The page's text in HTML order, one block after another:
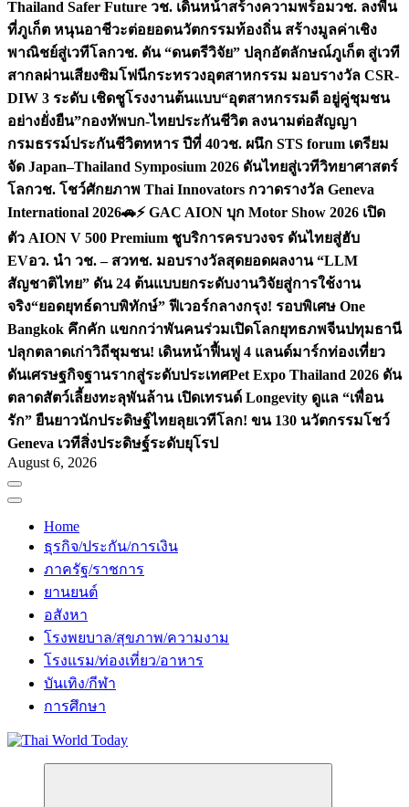
Thailand Safer Future วช. เดินหน้าสร้างความพร้อมวช. ลงพื้น
ที่ภูเก็ต หนุนอาชีวะต่อยอดนวัตกรรมท้องถิ่น สร้างมูลค่าเชิง
พาณิชย์สู่เวทีโลกวช. ดัน “ดนตรีวิจัย” ปลุกอัตลักษณ์ภูเก็ต สู่เวที
สากลผ่านเสียงซิมโฟนีกระทรวงอุตสาหกรรม มอบรางวัล CSR-
DIW 3 ระดับ เชิดชูโรงงานต้นแบบ“อุตสาหกรรมดี อยู่คู่ชุมชน
อย่างยั่งยืน”กองทัพบก-ไทยประกันชีวิต ลงนามต่อสัญญา
กรมธรรม์ประกันชีวิตทหาร ปีที่ 40วช. ผนึก STS forum เตรียม
จัด Japan–Thailand Symposium 2026 ดันไทยสู่เวทีวิทยาศาสตร์
โลกวช. โชว์ศักยภาพ Thai Innovators กวาดรางวัล Geneva
International 2026🚗⚡️ GAC AION บุก Motor Show 2026 เปิด
ตัว AION V 500 Premium ชูบริการครบวงจร ดันไทยสู่ฮับ
EVอว. นำ วช. – สวทช. มอบรางวัลสุดยอดผลงาน “LLM
สัญชาติไทย” ดัน 24 ต้นแบบยกระดับงานวิจัยสู่การใช้งาน
จริง“ยอดยุทธ์ดาบพิทักษ์” ฟีเวอร์กลางกรุง! รอบพิเศษ One
Bangkok คึกคัก แขกกว่าพันคนร่วมเปิดโลกยุทธภพจีนปทุมธานี
ปลุกตลาดเก่าวิถีชุมชน! เดินหน้าฟื้นฟู 4 แลนด์มาร์กท่องเที่ยว
ดันเศรษฐกิจฐานรากสู่ระดับประเทศPet Expo Thailand 2026 ดัน
ตลาดสัตว์เลี้ยงทะลุพันล้าน เปิดเทรนด์ Longevity ดูแล “เพื่อน
รัก” ยืนยาวนักประดิษฐ์ไทยลุยเวทีโลก! ขน 130 นวัตกรรมโชว์
Geneva เวทีสิ่งประดิษฐ์ระดับยุโรป
August 6, 2026
Home
ธุรกิจ/ประกัน/การเงิน
ภาครัฐ/ราชการ
ยานยนต์
อสังหา
โรงพยบาล/สุขภาพ/ความงาม
โรงแรม/ท่องเที่ยว/อาหาร
บันเทิง/กีฬา
การศึกษา